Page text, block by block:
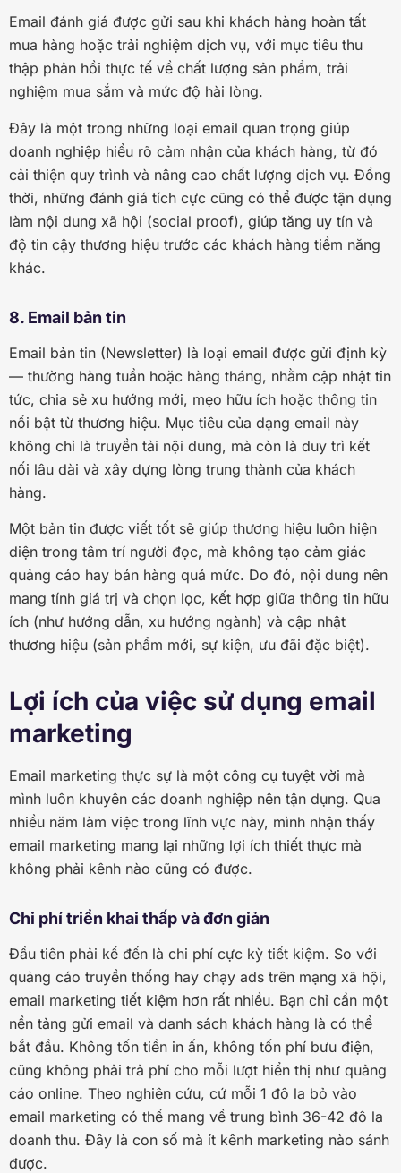
Email đánh giá được gửi sau khi khách hàng hoàn tất
mua hàng hoặc trải nghiệm dịch vụ, với mục tiêu thu
thập phản hồi thực tế về chất lượng sản phẩm, trải
nghiệm mua sắm và mức độ hài lòng.
Đây là một trong những loại email quan trọng giúp
doanh nghiệp hiểu rõ cảm nhận của khách hàng, từ đó
cải thiện quy trình và nâng cao chất lượng dịch vụ. Đồng
thời, những đánh giá tích cực cũng có thể được tận dụng
làm nội dung xã hội (social proof), giúp tăng uy tín và
độ tin cậy thương hiệu trước các khách hàng tiềm năng
khác.
8. Email bản tin
Email bản tin (Newsletter) là loại email được gửi định kỳ
— thường hàng tuần hoặc hàng tháng, nhằm cập nhật tin
tức, chia sẻ xu hướng mới, mẹo hữu ích hoặc thông tin
nổi bật từ thương hiệu. Mục tiêu của dạng email này
không chỉ là truyền tải nội dung, mà còn là duy trì kết
nối lâu dài và xây dựng lòng trung thành của khách
hàng.
Một bản tin được viết tốt sẽ giúp thương hiệu luôn hiện
diện trong tâm trí người đọc, mà không tạo cảm giác
quảng cáo hay bán hàng quá mức. Do đó, nội dung nên
mang tính giá trị và chọn lọc, kết hợp giữa thông tin hữu
ích (như hướng dẫn, xu hướng ngành) và cập nhật
thương hiệu (sản phẩm mới, sự kiện, ưu đãi đặc biệt).
Lợi ích của việc sử dụng email
marketing
Email marketing thực sự là một công cụ tuyệt vời mà
mình luôn khuyên các doanh nghiệp nên tận dụng. Qua
nhiều năm làm việc trong lĩnh vực này, mình nhận thấy
email marketing mang lại những lợi ích thiết thực mà
không phải kênh nào cũng có được.
Chi phí triển khai thấp và đơn giản
Đầu tiên phải kể đến là chi phí cực kỳ tiết kiệm. So với
quảng cáo truyền thống hay chạy ads trên mạng xã hội,
email marketing tiết kiệm hơn rất nhiều. Bạn chỉ cần một
nền tảng gửi email và danh sách khách hàng là có thể
bắt đầu. Không tốn tiền in ấn, không tốn phí bưu điện,
cũng không phải trả phí cho mỗi lượt hiển thị như quảng
cáo online. Theo nghiên cứu, cứ mỗi 1 đô la bỏ vào
email marketing có thể mang về trung bình 36-42 đô la
doanh thu. Đây là con số mà ít kênh marketing nào sánh
được.